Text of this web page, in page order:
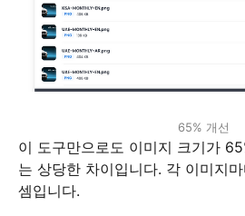
65% 개선
이 도구만으로도 이미지 크기가
는 상당한 차이입니다. 각 이미지
셈입니다.